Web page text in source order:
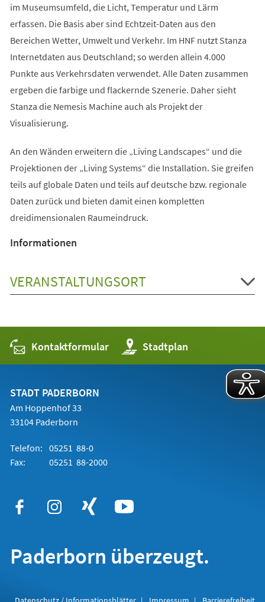
im Museumsumfeld, die Licht, Temperatur und Lärm
erfassen. Die Basis aber sind Echtzeit-Daten aus den
Bereichen Wetter, Umwelt und Verkehr. Im HNF nutzt Stanza
Internetdaten aus Deutschland; so werden allein 4.000
Punkte aus Verkehrsdaten verwendet. Alle Daten zusammen
ergeben die farbige und flackernde Szenerie. Daher sieht
Stanza die Nemesis Machine auch als Projekt der
Visualisierung.
An den Wänden erweitern die „Living Landscapes“ und die
Projektionen der „Living Systems“ die Installation. Sie greifen
teils auf globale Daten und teils auf deutsche bzw. regionale
Daten zurück und bieten damit einen kompletten
dreidimensionalen Raumeindruck.
Informationen
VERANSTALTUNGSORT
Kontaktformular Stadtplan
(Öffnet
in
einem
STADT PADERBORN
Am Hoppenhof 33
33104 Paderborn
Telefon: 05251 88-0
Fax:
05251 88-2000
Paderborn überzeugt.